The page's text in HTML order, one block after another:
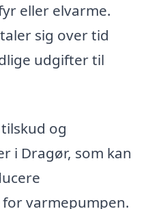
eller elvarme.
sig over tid
udgifter til
og
i Dragør, som kan
varmepumpen.